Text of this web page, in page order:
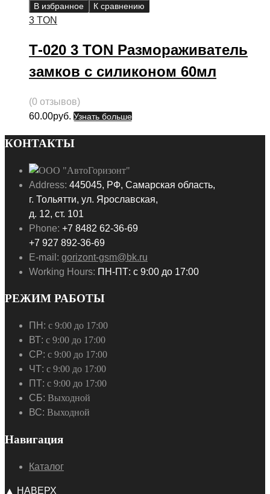
В избранное К сравнению
3 TON
Т-020 3 TON Размораживатель
замков с силиконом 60мл
(0 отзывов)
60.00руб. Узнать больше
КОНТАКТЫ
Address: 445045, РФ, Самарская область,
г. Тольятти, ул. Ярославская,
д. 12, ст. 101
Phone: +7 8482 62-36-69
+7 927 892-36-69
E-mail: gorizont-gsm@bk.ru
Working Hours: ПН-ПТ: с 9:00 до 17:00
РЕЖИМ РАБОТЫ
ПН: с 9:00 до 17:00
ВТ: с 9:00 до 17:00
СР: с 9:00 до 17:00
ЧТ: с 9:00 до 17:00
ПТ: с 9:00 до 17:00
СБ: Выходной
ВС: Выходной
Навигация
Каталог
▲ НАВЕРХ